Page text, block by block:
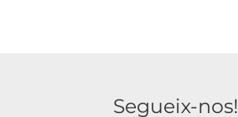
Segueix-nos!